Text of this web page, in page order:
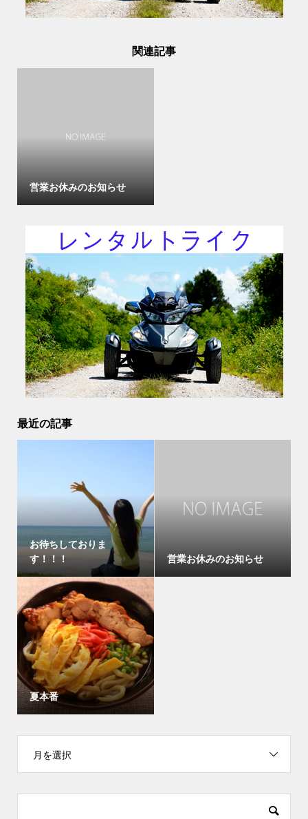
関連記事
営業お休みのお知らせ
最近の記事
お待ちしておりま
す！！！
営業お休みのお知らせ
夏本番
月を選択